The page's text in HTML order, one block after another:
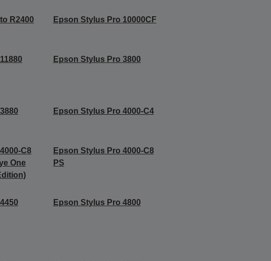
R2400
Epson Stylus Pro 10000CF
Epson Stylus Pro 3800
Epson Stylus Pro 4000-C4
C8
One
Epson Stylus Pro 4000-C8
PS
Epson Stylus Pro 4800